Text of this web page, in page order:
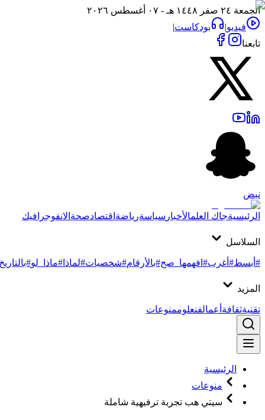
الجمعة ٢٤ صفر ١٤٤٨ هـ - ٠٧ أغسطس ٢٠٢٦
فيديو| بودكاست|
تابعنا
نبض
الرئيسيةجاك العلمالأخبار سياسةرياضةاقتصادصحةالانفوجرافيك
السلاسل
#أبسط#أغرب#افهمها_صح#بالأرقام#شخصيات#لماذا #ماذا_لو#بالتاريخ
المزيد
تقنيةثقافةأعمالفنعلوممنوعات
الرئيسية
منوعات
سيتي هب تجربة ترفيهية شاملة